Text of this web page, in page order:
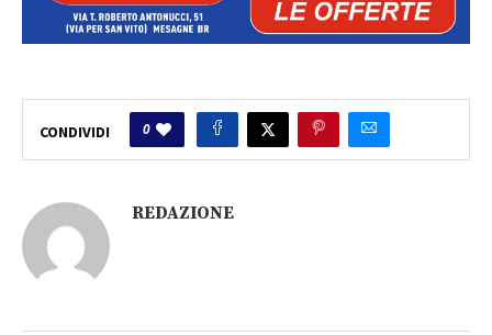
CONDIVIDI 0
REDAZIONE